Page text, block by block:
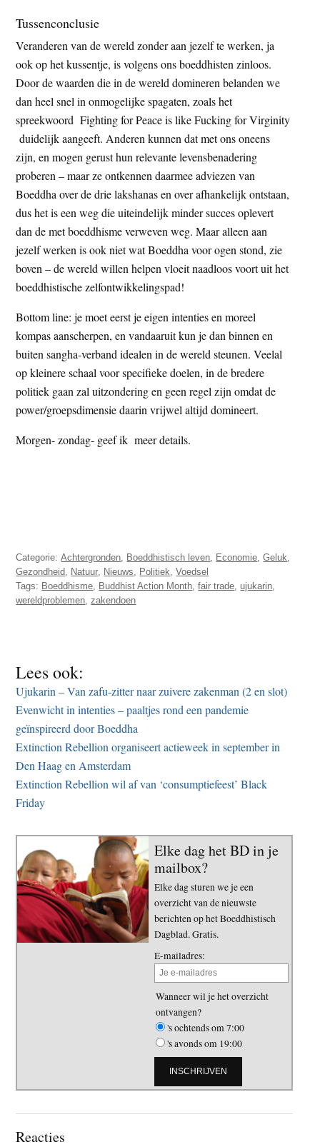
Tussenconclusie
Veranderen van de wereld zonder aan jezelf te werken, ja
ook op het kussentje, is volgens ons boeddhisten zinloos.
Door de waarden die in de wereld domineren belanden we
dan heel snel in onmogelijke spagaten, zoals het
spreekwoord Fighting for Peace is like Fucking for Virginity
duidelijk aangeeft. Anderen kunnen dat met ons oneens
zijn, en mogen gerust hun relevante levensbenadering
proberen – maar ze ontkennen daarmee adviezen van
Boeddha over de drie lakshanas en over afhankelijk ontstaan,
dus het is een weg die uiteindelijk minder succes oplevert
dan de met boeddhisme verweven weg. Maar alleen aan
jezelf werken is ook niet wat Boeddha voor ogen stond, zie
boven – de wereld willen helpen vloeit naadloos voort uit het
boeddhistische zelfontwikkelingspad!
Bottom line: je moet eerst je eigen intenties en moreel
kompas aanscherpen, en vandaaruit kun je dan binnen en
buiten sangha-verband idealen in de wereld steunen. Veelal
op kleinere schaal voor specifieke doelen, in de bredere
politiek gaan zal uitzondering en geen regel zijn omdat de
power/groepsdimensie daarin vrijwel altijd domineert.
Morgen- zondag- geef ik meer details.
Categorie:Achtergronden Boeddhistisch leven Economie ,Geluk
Gezondheid Natuur Nieuws Politiek ,Voedsel
Tags: Boeddhisme Buddhist Action Month ,fair trade ,ujukarin
wereldproblemen ,zakendoen
Lees ook:
Ujukarin – Van zafu-zitter naar zuivere zakenman (2 en slot)
Evenwicht in intenties – paaltjes rond een pandemie
geïnspireerd door Boeddha
Extinction Rebellion organiseert actieweek in september in
Den Haag en Amsterdam
Extinction Rebellion wil af van ‘consumptiefeest’ Black
Friday
Elke dag het BD in je
mailbox?
Elke dag sturen we je een
overzicht van de nieuwste
berichten op het Boeddhistisch
Dagblad. Gratis.
E-mailadres:
Wanneer wil je het overzicht
ontvangen?
's ochtends om 7:00
's avonds om 19:00
Lees
Reacties